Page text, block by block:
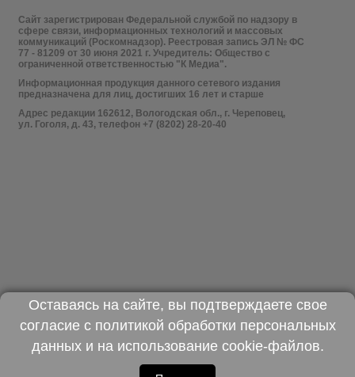
Сайт зарегистрирован Федеральной службой по надзору в
сфере связи, информационных технологий и массовых
коммуникаций (Роскомнадзор). Реестровая запись ЭЛ № ФС
77 - 81209 от 30 июня 2021 г. Учредитель: Общество с
ограниченной ответственностью "К Медиа".
Информационная продукция данного сетевого издания
предназначена для лиц, достигших 16 лет и старше
Адрес редакции 162612, Вологодская обл., г. Череповец,
ул. Гоголя, д. 43, телефон +7 (8202) 28-20-40
Оставаясь на сайте, вы подтверждаете свое
согласие с политикой обработки персональных
данныхи на использование cookie-файлов.